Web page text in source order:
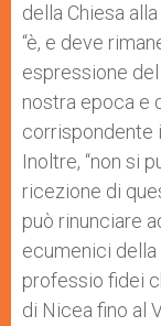
della Chiesa
“è, e deve
espressione
nostra epoca e
corrispondente
Inoltre, “non si
ricezione di
può rinunciare
ecumenici della
professio fidei
di Nicea fino al